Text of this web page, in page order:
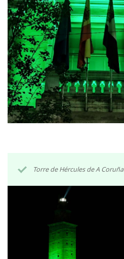
Torre de Hércules de A Coruña